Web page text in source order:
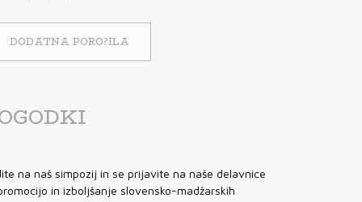
DODATNA PORO?ILA
na naš simpozij in se prijavite na naše delavnice
in izboljšanje slovensko-madžarskih